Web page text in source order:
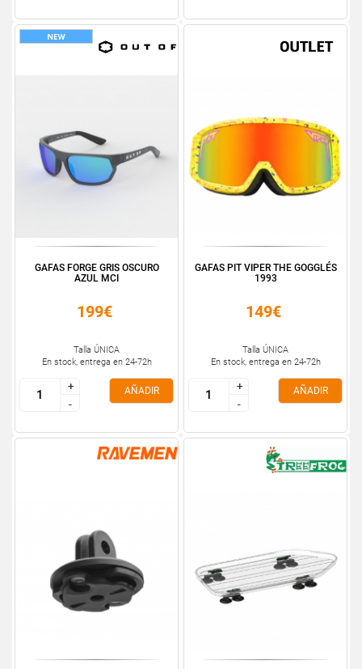
GAFAS FORGE GRIS OSCURO
AZUL MCI
199€
Talla ÚNICA
En stock, entrega en 24-72h
+
-
+
-
AÑADIR
GAFAS PIT VIPER THE GOGGLÉS
1993
149€
Talla ÚNICA
En stock, entrega en 24-72h
+
-
+
-
AÑADIR